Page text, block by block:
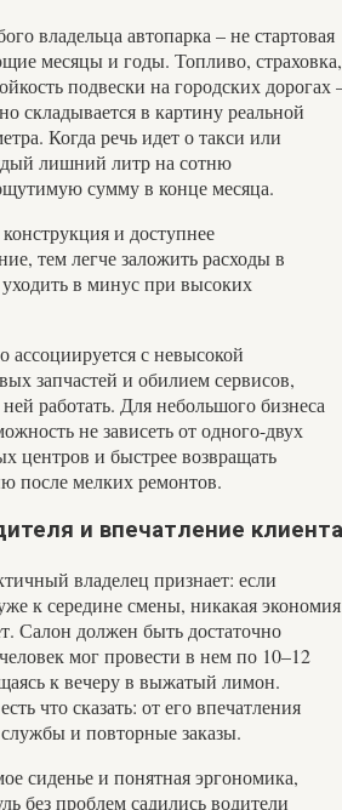
владельца автопарка – не стартовая
месяцы и годы. Топливо, страховка,
подвески на городских дорогах
складывается в картину реальной
Когда речь идет о такси или
лишний литр на сотню
сумму в конце месяца.
и доступнее
тем легче заложить расходы в
в минус при высоких
ассоциируется с невысокой
запчастей и обилием сервисов,
работать. Для небольшого бизнеса
не зависеть от одного-двух
центров и быстрее возвращать
после мелких ремонтов.
и впечатление клиента
владелец признает: если
к середине смены, никакая экономия
Салон должен быть достаточно
мог провести в нем по 10–12
к вечеру в выжатый лимон.
что сказать: от его впечатления
и повторные заказы.
сиденье и понятная эргономика,
без проблем садились водители